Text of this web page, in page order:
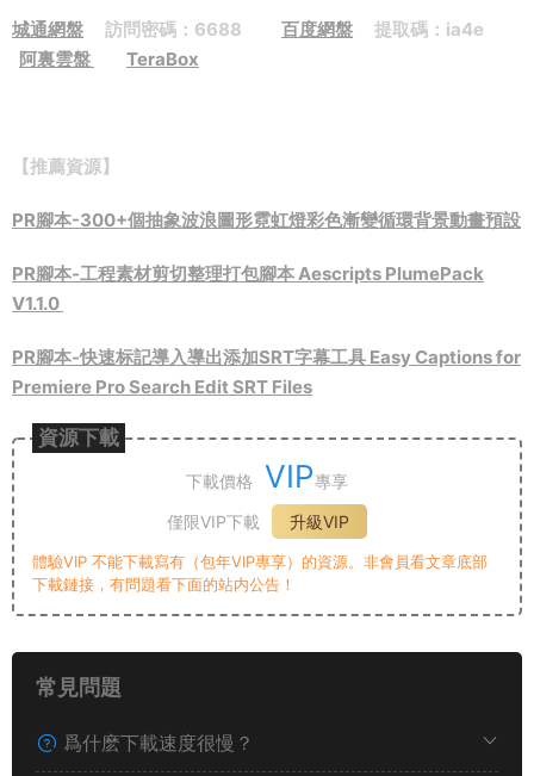
城通網盤 訪問密碼：6688 百度網盤 提取碼：ia4e
阿裏雲盤
TeraBox
【推薦資源】
PR腳本-300+個抽象波浪圖形霓虹燈彩色漸變循環背景動畫預設
PR腳本-工程素材剪切整理打包腳本 Aescripts PlumePack
V1.1.0
PR腳本-快速标記導入導出添加SRT字幕工具 Easy Captions for
Premiere Pro Search Edit SRT Files
資源下載
下載價格 VIP專享
僅限VIP下載
升級VIP
體驗VIP 不能下載寫有（包年VIP專享）的資源。非會員看文章底部
下載鏈接，有問題看下面的站内公告！
常見問題
爲什麽下載速度很慢？